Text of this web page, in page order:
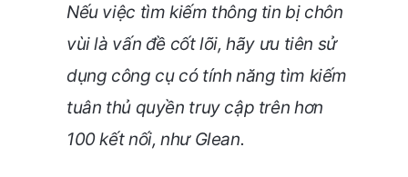
Nếu việc tìm kiếm thông tin bị chôn
vùi là vấn đề cốt lõi, hãy ưu tiên sử
dụng công cụ có tính năng tìm kiếm
tuân thủ quyền truy cập trên hơn
100 kết nối, như Glean.